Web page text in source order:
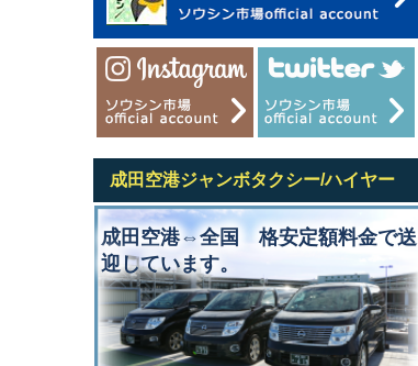
成田空港ジャンボタクシー/ハイヤー
成田空港⇔全国 格安定額料金で送
迎しています。